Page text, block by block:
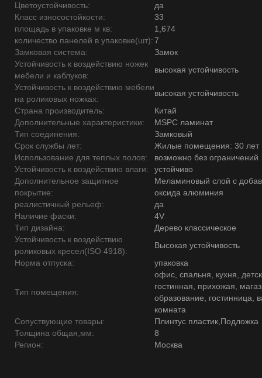
Цветоустойчивость:
да
Класс износостойкости:
33
площадь в упаковке м кв:
1,674
количество панелей в упаковке(шт):7
Замковая система:
Замок
Устойчивость к воздействию ножек
мебели и каблуков:
высокая устойчивость
Устойчивость к воздействию мебели
на роликовых ножках:
высокая устойчивость
Страна производитель:
Китай
Дополнительные характеристики:
MSPC ламинат
Тип соединения:
Замковый
Срок службы лет:
Жилые помещения: 30 лет
Использование для теплых полов:
возможно без ограничений
Устойчивость к воздействию влаги:
устойчиво
Дополнительное защитное
покрытие:
Меламиновый слой с
оксида алюминия
реалистичный рельеф:
да
Наличие фаски:
4V
Тип дизайна:
Дерево классическое
Устойчивость к воздействию
роликовых кресел(ISO 4918):
Высокая устойчивость
Норма отпуска:
упаковка
Тип помещения:
офис, спальня, кухня,
гостинная, прихожая,
образование, гостинница,
комната
Сопуствующие товары:
Плинтус пластик,Подложка
Толщина общая,мм:
8
Регион:
Москва